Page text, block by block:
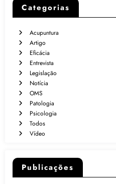
Categorias
Acupuntura
Artigo
Eficácia
Entrevista
Legislação
Notícia
OMS
Patologia
Psicologia
Todos
Vídeo
Publicações